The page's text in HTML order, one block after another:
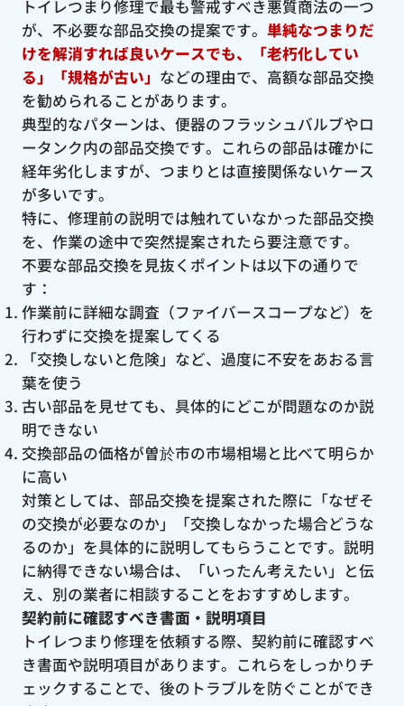
トイレつまり修理で最も警戒すべき悪質商法の一つ
が、不必要な部品交換の提案です。 単純なつまりだ
けを解消すれば良いケースでも、「老朽化してい
る」「規格が古い」 などの理由で、高額な部品交換
を勧められることがあります。
典型的なパターンは、便器のフラッシュバルブやロ
ータンク内の部品交換です。これらの部品は確かに
経年劣化しますが、つまりとは直接関係ないケース
が多いです。
特に、修理前の説明では触れていなかった部品交換
を、作業の途中で突然提案されたら要注意です。
不要な部品交換を見抜くポイントは以下の通りで
す：
作業前に詳細な調査（ファイバースコープなど）を
行わずに交換を提案してくる
「交換しないと危険」など、過度に不安をあおる言
葉を使う
古い部品を見せても、具体的にどこが問題なのか説
明できない
交換部品の価格が曽於市の市場相場と比べて明らか
に高い
対策としては、部品交換を提案された際に「なぜそ
の交換が必要なのか」「交換しなかった場合どうな
るのか」を具体的に説明してもらうことです。説明
に納得できない場合は、「いったん考えたい」と伝
え、別の業者に相談することをおすすめします。
契約前に確認すべき書面・説明項目
トイレつまり修理を依頼する際、契約前に確認すべ
き書面や説明項目があります。これらをしっかりチ
ェックすることで、後のトラブルを防ぐことができ